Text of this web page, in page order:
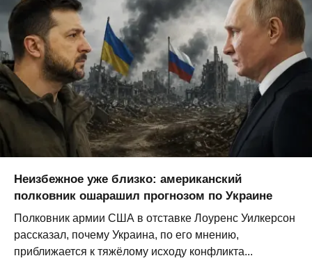
Неизбежное уже близко: американский
полковник ошарашил прогнозом по Украине
Полковник армии США в отставке Лоуренс Уилкерсон
рассказал, почему Украина, по его мнению,
приближается к тяжёлому исходу конфликта...